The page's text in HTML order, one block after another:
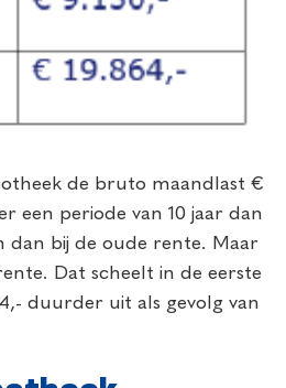
de bruto maandlast €
een periode van 10 jaar dan
dan bij de oude rente. Maar
Dat scheelt in de eerste
duurder uit als gevolg van